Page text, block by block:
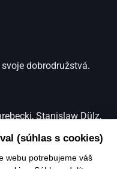
dobrodružstvá.
Stanislaw Dülz,
(súhlas s cookies)
webu potrebujeme váš